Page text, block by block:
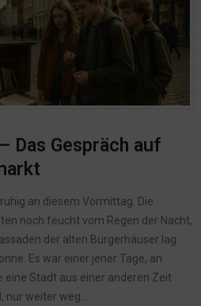
Das Gespräch auf
an diesem Vormittag. Die
noch feucht vom Regen der Nacht,
der alten Bürgerhäuser lag
Es war einer jener Tage, an
eine Stadt aus einer anderen Zeit
nur weiter weg...